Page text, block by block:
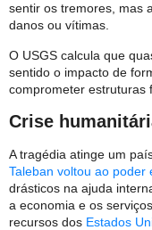
sentir os tremores, mas
danos ou vítimas.
O USGS calcula que
sentido o impacto de
comprometer estruturas
Crise
A tragédia atinge um
Taleban voltou ao poder
drásticos na ajuda
a economia e os
recursos dos Estados